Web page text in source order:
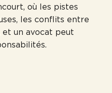
où les pistes
les conflits entre
et un avocat peut